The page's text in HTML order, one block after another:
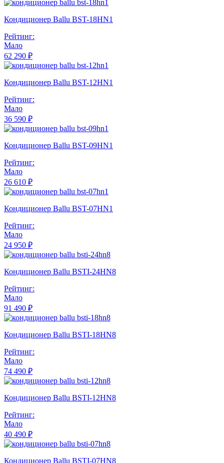
Кондиционер Ballu BST-18HN1
Рейтинг:
Мало
62 290 ₽
Кондиционер Ballu BST-12HN1
Рейтинг:
Мало
36 590 ₽
Кондиционер Ballu BST-09HN1
Рейтинг:
Мало
26 610 ₽
Кондиционер Ballu BST-07HN1
Рейтинг:
Мало
24 950 ₽
Кондиционер Ballu BSTI-24HN8
Рейтинг:
Мало
91 490 ₽
Кондиционер Ballu BSTI-18HN8
Рейтинг:
Мало
74 490 ₽
Кондиционер Ballu BSTI-12HN8
Рейтинг:
Мало
40 490 ₽
Кондиционер Ballu BSTI-07HN8